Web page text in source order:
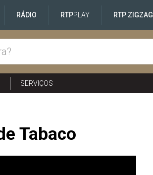
RÁDIO RTPPLAY RTP ZIGZAG
SERVIÇOS
Tabaco